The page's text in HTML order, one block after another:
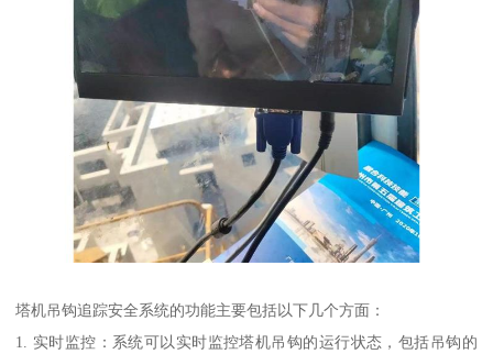
塔机吊钩追踪安全系统的功能主要包括以下几个方面：
1. 实时监控：系统可以实时监控塔机吊钩的运行状态，包括吊钩的